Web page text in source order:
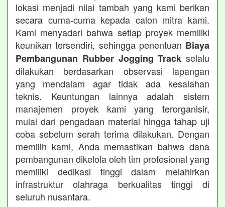
lokasi menjadi nilai tambah yang kami berikan
secara cuma-cuma kepada calon mitra kami.
Kami menyadari bahwa setiap proyek memiliki
keunikan tersendiri, sehingga penentuan Biaya
Pembangunan Rubber Jogging Track selalu
dilakukan berdasarkan observasi lapangan
yang mendalam agar tidak ada kesalahan
teknis. Keuntungan lainnya adalah sistem
manajemen proyek kami yang terorganisir,
mulai dari pengadaan material hingga tahap uji
coba sebelum serah terima dilakukan. Dengan
memilih kami, Anda memastikan bahwa dana
pembangunan dikelola oleh tim profesional yang
memiliki dedikasi tinggi dalam melahirkan
infrastruktur olahraga berkualitas tinggi di
seluruh nusantara.